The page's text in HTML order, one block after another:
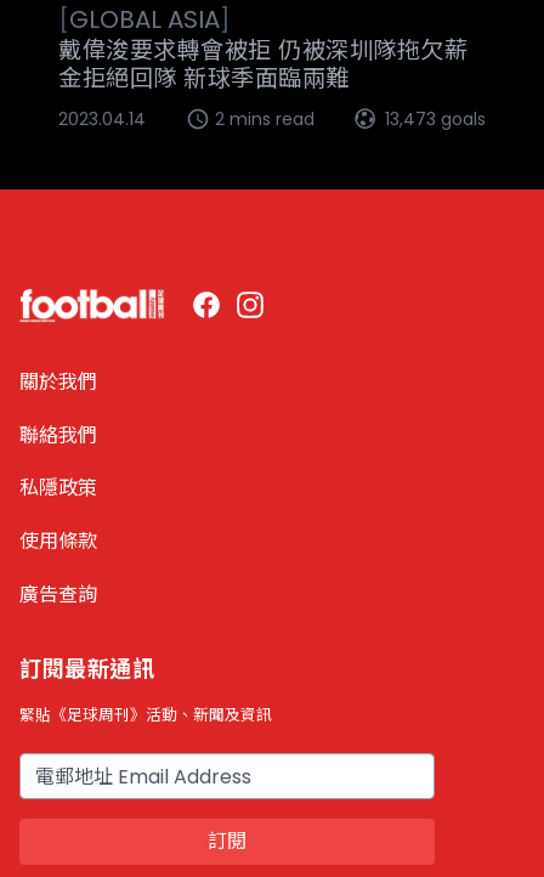
[GLOBAL ASIA]
戴偉浚要求轉會被拒 仍被深圳隊拖欠薪
金拒絕回隊 新球季面臨兩難
2023.04.14 2 mins read 13,473 goals
FacebookInstagram
關於我們
聯絡我們
私隱政策
使用條款
廣告查詢
訂閱最新通訊
緊貼《足球周刊》活動、新聞及資訊
電郵
訂閱